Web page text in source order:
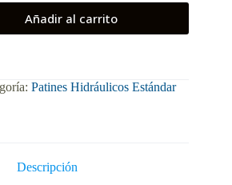
Añadir al carrito
Patines Hidráulicos Estándar
Descripción